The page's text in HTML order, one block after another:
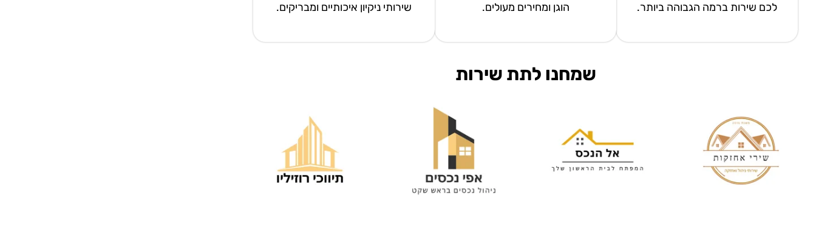
לכם שירות ברמה הגבוהה ביותר.
הוגן ומחירים מעולים.
שירותי ניקיון איכותיים ומבריקים.
שמחנו לתת שירות